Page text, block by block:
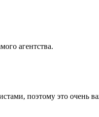
агентства.
поэтому это очень